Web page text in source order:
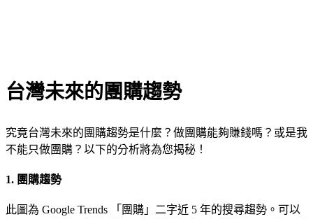
台灣未來的團購趨勢
究竟台灣未來的團購趨勢是什麼？做團購能夠賺錢嗎？或是我
不能只做團購？以下的分析將為您揭秘！
1. 團購趨勢
此圖為 Google Trends 「團購」二字近 5 年的搜尋趨勢。可以